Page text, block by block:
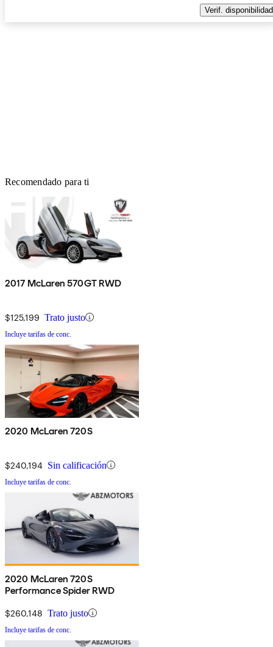
Verif. disponibilidad
Recomendado para ti
2017 McLaren 570GT RWD
$125,199 Trato justo
Incluye tarifas de conc.
2020 McLaren 720S
$240,194 Sin calificación
Incluye tarifas de conc.
2020 McLaren 720S
Performance Spider RWD
$260,148 Trato justo
Incluye tarifas de conc.